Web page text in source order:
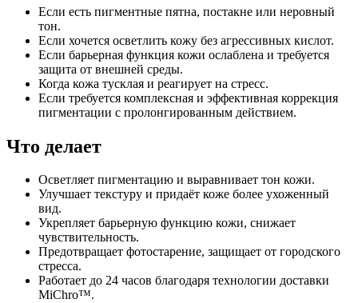
Если есть пигментные пятна, постакне или неровный
тон.
Если хочется осветлить кожу без агрессивных кислот.
Если барьерная функция кожи ослаблена и требуется
защита от внешней среды.
Когда кожа тусклая и реагирует на стресс.
Если требуется комплексная и эффективная коррекция
пигментации с пролонгированным действием.
Что делает
Осветляет пигментацию и выравнивает тон кожи.
Улучшает текстуру и придаёт коже более ухоженный
вид.
Укрепляет барьерную функцию кожи, снижает
чувствительность.
Предотвращает фотостарение, защищает от городского
стресса.
Работает до 24 часов благодаря технологии доставки
MiChro™.